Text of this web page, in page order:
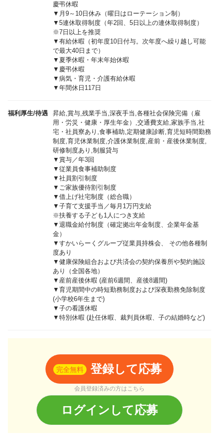
慶弔休暇
▼月9～10日休み（曜日はローテーション制）
▼5連休取得制度（年2回、5日以上の連休取得制度）
※7日以上を推奨
▼有給休暇（初年度10日付与。次年度へ繰り越し可能
で最大40日まで）
▼夏季休暇・年末年始休暇
▼慶弔休暇
▼病気・育児・介護有給休暇
▼年間休日117日
福利厚生/待遇
昇給,賞与,残業手当,深夜手当,各種社会保険完備（雇
用・労災・健康・厚生年金）,交通費支給,家族手当,社
宅・社員寮あり,食事補助,定期健康診断,育児短時間勤務
制度,育児休業制度,介護休業制度,産前・産後休業制度,
研修制度あり,制服貸与
▼賞与／年3回
▼従業員食事補助制度
▼社員割引制度
▼ご家族優待割引制度
▼借上げ社宅制度（総合職）
▼子育て支援手当／毎月1万円支給
※扶養する子ども1人につき支給
▼退職金給付制度（確定拠出年金制度、企業年金基
金）
▼すかいらーくグループ従業員持株会、 その他各種制
度あり
▼健康保険組合および共済会の契約保養所や契約施設
あり（全国各地）
▼産前産後休暇 (産前6週間、産後8週間)
▼育児期間中の時短勤務制度および深夜勤務免除制度
(小学校6年生まで)
▼子の看護休暇
▼特別休暇 (赴任休暇、裁判員休暇、子の結婚時など)
完全無料 登録して応募
会員登録済みの方はこちら
ログインして応募